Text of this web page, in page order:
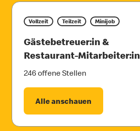
Vollzeit Teilzeit Minijob
Gästebetreuer:in &
Restaurant-Mitarbeiter:in
246 offene Stellen
Alle anschauen